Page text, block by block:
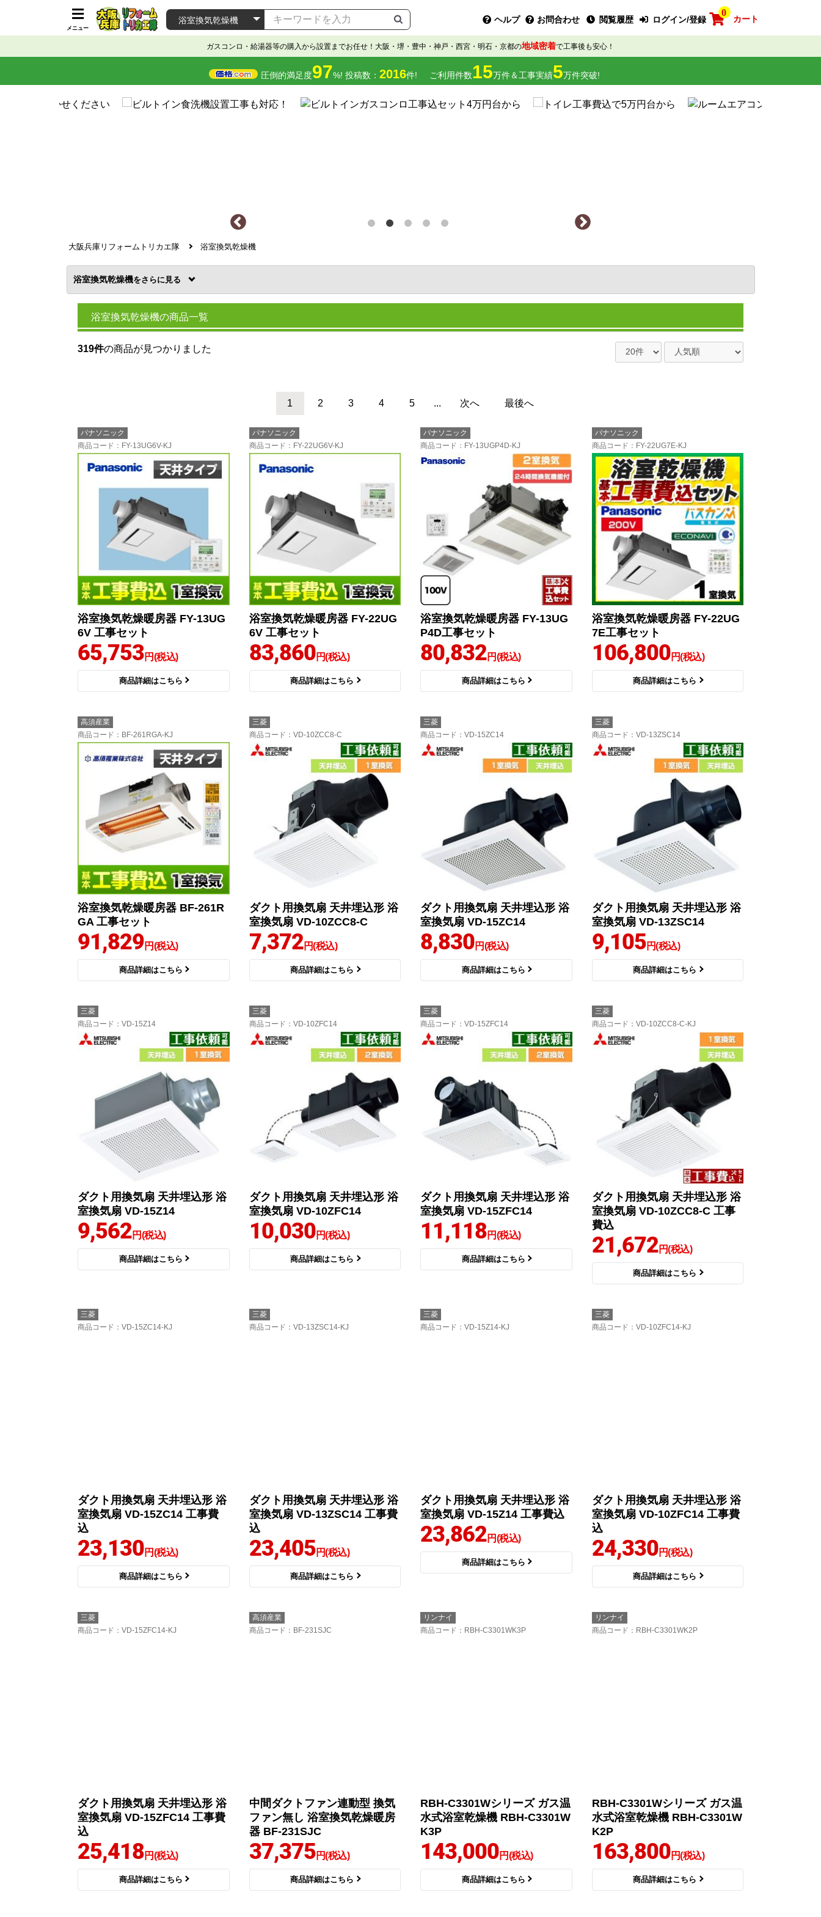
メニュー
ヘルプ お問合わせ 閲覧履歴 ログイン/登録
0
カート
ガスコンロ・給湯器等の購入から設置までお任せ！大阪・堺・豊中・神戸・西宮・明石・京都の地域密着で工事後も安心！
圧倒的満足度97%! 投稿数： 2016件! ご利用件数15万件＆工事実績5万件突破!
大阪兵庫リフォームトリカエ隊 浴室換気乾燥機
浴室換気乾燥機を
浴室換気乾燥機の商品一覧
319件の商品が見つかりました
1 2 3 4 5 ... 次へ 最後へ
パナソニック
商品コード ：FY-13UG6V-KJ
浴室換気乾燥暖房器 FY-13UG
6V 工事セット
65,753円(税込)
商品詳細はこちら
パナソニック
商品コード ：FY-22UG6V-KJ
浴室換気乾燥暖房器 FY-22UG
6V 工事セット
83,860円(税込)
商品詳細はこちら
パナソニック
商品コード ：FY-13UGP4D-KJ
浴室換気乾燥暖房器 FY-13UG
P4D工事セット
80,832円(税込)
商品詳細はこちら
パナソニック
商品コード ：FY-22UG7E-KJ
浴室換気乾燥暖房器 FY-22UG
7E工事セット
106,800円(税込)
商品詳細はこちら
高須産業
商品コード ：BF-261RGA-KJ
浴室換気乾燥暖房器 BF-261R
GA 工事セット
91,829円(税込)
商品詳細はこちら
三菱
商品コード ：VD-10ZCC8-C
ダクト用換気扇 天井埋込形 浴
室換気扇 VD-10ZCC8-C
7,372円(税込)
商品詳細はこちら
三菱
商品コード ：VD-15ZC14
ダクト用換気扇 天井埋込形 浴
室換気扇 VD-15ZC14
8,830円(税込)
商品詳細はこちら
三菱
商品コード ：VD-13ZSC14
ダクト用換気扇 天井埋込形 浴
室換気扇 VD-13ZSC14
9,105円(税込)
商品詳細はこちら
三菱
商品コード ：VD-15Z14
ダクト用換気扇 天井埋込形 浴
室換気扇 VD-15Z14
9,562円(税込)
商品詳細はこちら
三菱
商品コード ：VD-10ZFC14
ダクト用換気扇 天井埋込形 浴
室換気扇 VD-10ZFC14
10,030円(税込)
商品詳細はこちら
三菱
商品コード ：VD-15ZFC14
ダクト用換気扇 天井埋込形 浴
室換気扇 VD-15ZFC14
11,118円(税込)
商品詳細はこちら
三菱
商品コード ：VD-10ZCC8-C-KJ
ダクト用換気扇 天井埋込形 浴
室換気扇 VD-10ZCC8-C 工事
費込
21,672円(税込)
商品詳細はこちら
三菱
商品コード ：VD-15ZC14-KJ
ダクト用換気扇 天井埋込形 浴
室換気扇 VD-15ZC14 工事費
込
23,130円(税込)
商品詳細はこちら
三菱
商品コード ：VD-13ZSC14-KJ
ダクト用換気扇 天井埋込形 浴
室換気扇 VD-13ZSC14 工事費
込
23,405円(税込)
商品詳細はこちら
三菱
商品コード ：VD-15Z14-KJ
ダクト用換気扇 天井埋込形 浴
室換気扇 VD-15Z14 工事費込
23,862円(税込)
商品詳細はこちら
三菱
商品コード ：VD-10ZFC14-KJ
ダクト用換気扇 天井埋込形 浴
室換気扇 VD-10ZFC14 工事費
込
24,330円(税込)
商品詳細はこちら
三菱
商品コード ：VD-15ZFC14-KJ
ダクト用換気扇 天井埋込形 浴
室換気扇 VD-15ZFC14 工事費
込
25,418円(税込)
商品詳細はこちら
高須産業
商品コード ：BF-231SJC
中間ダクトファン連動型 換気
ファン無し 浴室換気乾燥暖房
器 BF-231SJC
37,375円(税込)
商品詳細はこちら
リンナイ
商品コード ：RBH-C3301WK3P
RBH-C3301Wシリーズ ガス温
水式浴室乾燥機 RBH-C3301W
K3P
143,000円(税込)
商品詳細はこちら
リンナイ
商品コード ：RBH-C3301WK2P
RBH-C3301Wシリーズ ガス温
水式浴室乾燥機 RBH-C3301W
K2P
163,800円(税込)
商品詳細はこちら